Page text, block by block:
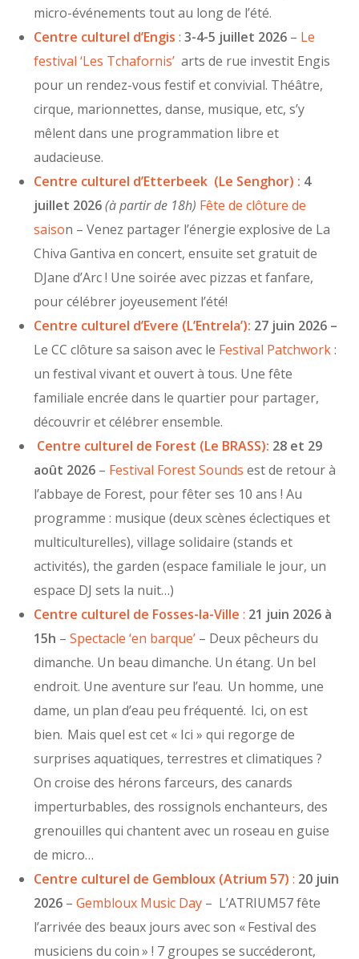
micro-événements tout au long de l’été.
Centre culturel d’Engis :3-4-5 juillet 2026 – Le
festival ‘Les Tchafornis’ arts de rue investit Engis
pour un rendez-vous festif et convivial. Théâtre,
cirque, marionnettes, danse, musique, etc, s’y
mêlent dans une programmation libre et
audacieuse.
Centre culturel d’Etterbeek (Le Senghor) : 4
juillet 2026 (à partir de 18h) Fête de clôture de
saison – Venez partager l’énergie explosive de La
Chiva Gantiva en concert, ensuite set gratuit de
DJane d’Arc ! Une soirée avec pizzas et fanfare,
pour célébrer joyeusement l’été!
Centre culturel d’Evere (L’Entrela’): 27 juin 2026 –
Le CC clôture sa saison avec le Festival Patchwork:
un festival vivant et ouvert à tous. Une fête
familiale encrée dans le quartier pour partager,
découvrir et célébrer ensemble.
Centre culturel de Forest (Le BRASS): 28 et 29
août 2026 – Festival Forest Sounds est de retour à
l’abbaye de Forest, pour fêter ses 10 ans ! Au
programme : musique (deux scènes éclectiques et
multiculturelles), village solidaire (stands et
activités), the garden (espace familiale le jour, un
espace DJ sets la nuit…)
Centre culturel de Fosses-la-Ville: 21 juin 2026 à
15h –Spectacle ‘en barque’ – Deux pêcheurs du
dimanche. Un beau dimanche. Un étang. Un bel
endroit. Une aventure sur l’eau. Un homme, une
dame, un plan d’eau peu fréquenté. Ici, on est
bien. Mais quel est cet « Ici » qui regorge de
surprises aquatiques, terrestres et climatiques ?
On croise des hérons farceurs, des canards
imperturbables, des rossignols enchanteurs, des
grenouilles qui chantent avec un roseau en guise
de micro…
Centre culturel de Gembloux (Atrium 57) : 20 juin
2026 –Gembloux Music Day – L’ATRIUM57 fête
l’arrivée des beaux jours avec son « Festival des
musiciens du coin » ! 7 groupes se succéderont,